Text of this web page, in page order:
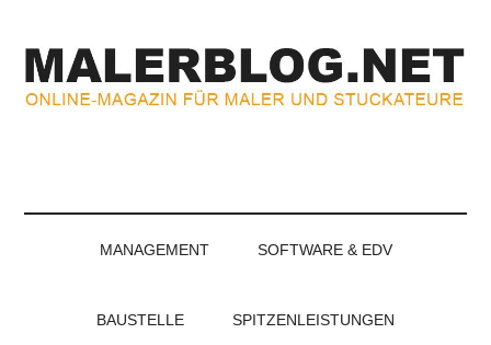
springen
secondary
menu
springen
springen
Maler
MANAGEMENT SOFTWARE & EDV
BAUSTELLE SPITZENLEISTUNGEN